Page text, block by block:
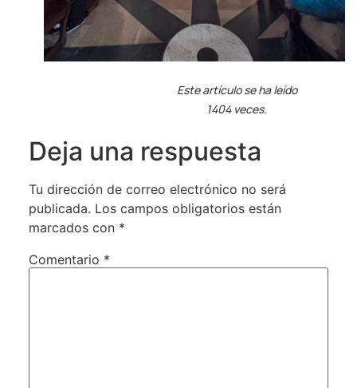
Este artículo se ha leído
1404 veces.
Deja una respuesta
Tu dirección de correo electrónico no será
publicada. Los campos obligatorios están
marcados con *
Comentario *